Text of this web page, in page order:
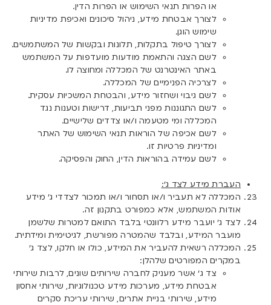
או הפרות תנאי השימוש או הפרות הדין.
לצורך אבטחת מידע, ניהול סיכונים ואכיפת מדיניות
שימוש הוגן.
לצורך טיפול בתקלות, תלונות ובקשות של המשתמשים.
לשם הצגה והתאמת מודעות מועדפות על המשתמש
באתר האינטרנט של המכללה ומחוצה לו.
לצרכיה הפנימיים של המכללה.
לשם גיבוי ושחזור מידע, והבטחת המשכיות עסקית.
לשם התגוננות מפני תביעות, דרישות וטענות נגד
המכללה ומי מטעמה ו/או צדדים שלישיים.
לשם אכיפה של הוראות תנאי השימוש של האתר
ומדיניות פרטיות זו.
לשם עמידה בהוראות הדין, החוק והפסיקה.
העברת מידע לצד ג’:
המכללה לא תעביר ו/או תסחור ו/או תמכור לצדדי ג’ מידע
אודות המשתמש, אלא כמפורט בתקנון זה.
לצד ג’ יועבר מידע רלוונטי בלבד התואם למטרות שלשמן
מועבר המידע, ובלבד שהמטרה מפורשת, לגיטימית ומידתית.
המכללה רשאית להעביר את המידע, כולו או חלקו, לצד ג’
במקרים המפורטים שלהלן:
צד ג’ אשר מעניק לחברה שירותים שונים, לרבות שירותי
אבטחת מידע, מערכות מידע טכנולוגיות, שירותי אחסון
מידע, שירותי בניית אתרים, שירותי עריכת סקרים